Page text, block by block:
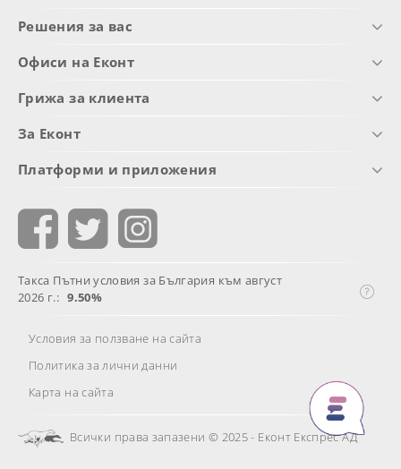
Решения за вас
Офиси на Еконт
Грижа за клиента
За Еконт
Платформи и приложения
Такса Пътни условия за България към август
2026 г.: 9.50%
Условия за ползване на сайта
Политика за лични данни
Карта на сайта
Всички права запазени © 2025 - Еконт Експрес АД